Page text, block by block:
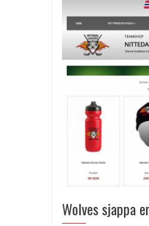
Wolves sjappa